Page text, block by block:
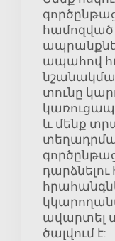
համոզված
ապահով
տունը
և մենք
ավարտել
ծալվում է: